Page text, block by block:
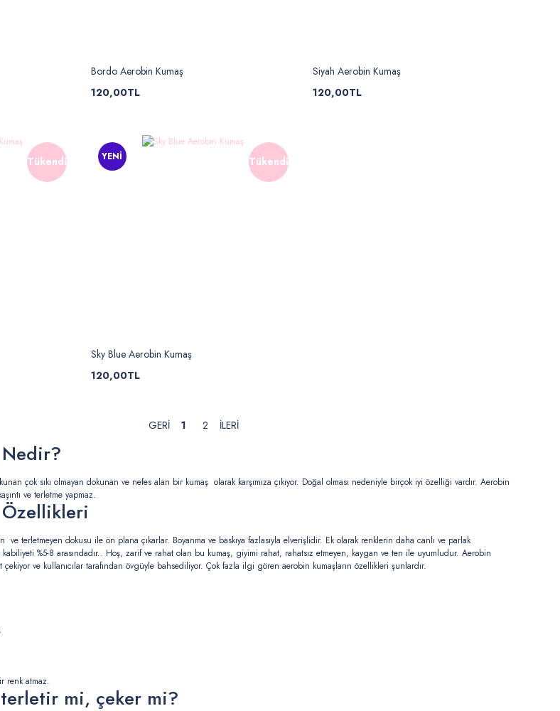
Bordo Aerobin Kumaş
120,00TL
Siyah Aerobin Kumaş
120,00TL
Tükendi YENİ Tükendi
Sky Blue Aerobin Kumaş
120,00TL
1 2
çok sıkı olmayan dokunan ve nefes alan bir kumaş olarak karşımıza çıkıyor. Doğal olması nedeniyle birçok iyi özelliği vardır. Aerobin
ve terletme yapmaz.
ve terletmeyen dokusu ile ön plana çıkarlar. Boyanma ve baskıya fazlasıyla elverişlidir. Ek olarak renklerin daha canlı ve parlak
%5-8 arasındadır.. Hoş, zarif ve rahat olan bu kumaş, giyimi rahat, rahatsız etmeyen, kaygan ve ten ile uyumludur. Aerobin
ve kullanıcılar tarafından övgüyle bahsediliyor. Çok fazla ilgi gören aerobin kumaşların özellikleri şunlardır.
renk atmaz.
mi, çeker mi?